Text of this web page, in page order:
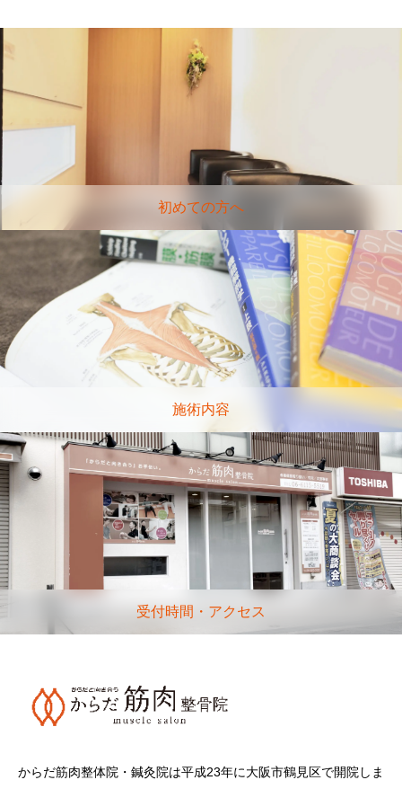
初めての方へ
施術内容
受付時間・アクセス
からだ筋肉整体院・鍼灸院は平成23年に大阪市鶴見区で開院しま